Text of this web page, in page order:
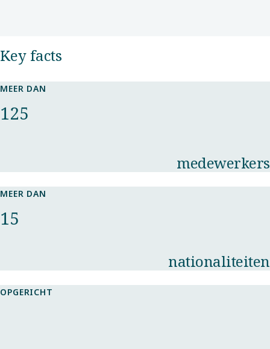
Key facts​
MEER DAN
medewerkers
125
MEER DAN
nationaliteiten
15
OPGERICHT